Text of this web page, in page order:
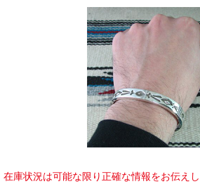
在庫状況は可能な限り正確な情報をお伝え